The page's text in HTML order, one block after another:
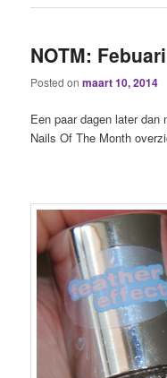
NOTM:
Posted onmaart 10, 2014
Een paar dagen later dan
Nails Of The Month